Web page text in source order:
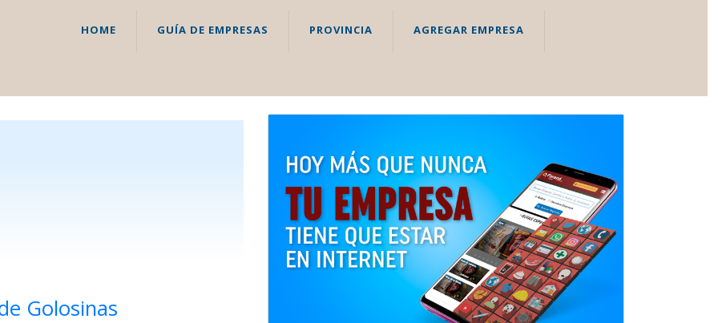
HOME GUÍA DE EMPRESAS PROVINCIA AGREGAR EMPRESA
Golosinas